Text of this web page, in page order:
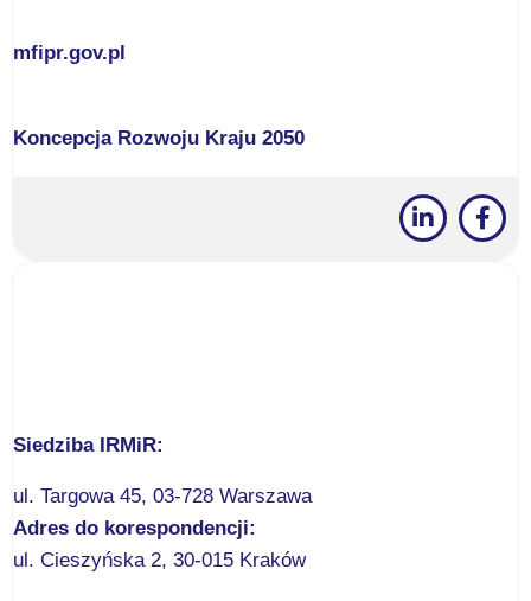
mfipr.gov.pl
Koncepcja Rozwoju Kraju 2050
Siedziba IRMiR:
ul. Targowa 45, 03-728 Warszawa
Adres do korespondencji:
ul. Cieszyńska 2, 30-015 Kraków